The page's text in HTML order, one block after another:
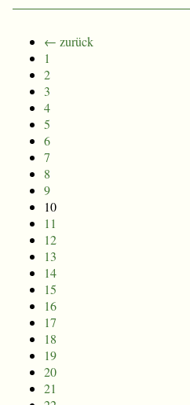
← zurück
1
2
3
4
5
6
7
8
9
10
11
12
13
14
15
16
17
18
19
20
21